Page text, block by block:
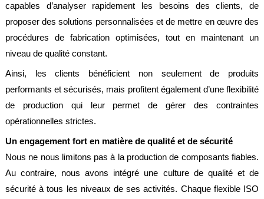
capables d’analyser rapidement les besoins des clients, de
proposer des solutions personnalisées et de mettre en œuvre des
procédures de fabrication optimisées, tout en maintenant un
niveau de qualité constant.
Ainsi, les clients bénéficient non seulement de produits
performants et sécurisés, mais profitent également d’une flexibilité
de production qui leur permet de gérer des contraintes
opérationnelles strictes.
Un engagement fort en matière de qualité et de sécurité
Nous ne nous limitons pas à la production de composants fiables.
Au contraire, nous avons intégré une culture de qualité et de
sécurité à tous les niveaux de ses activités. Chaque flexible ISO